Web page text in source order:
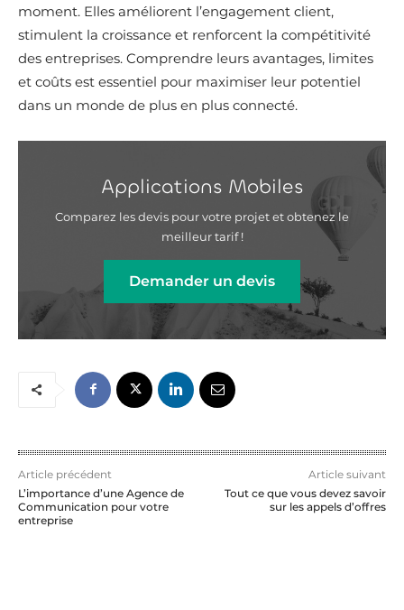
moment. Elles améliorent l’engagement client,
stimulent la croissance et renforcent la compétitivité
des entreprises. Comprendre leurs avantages, limites
et coûts est essentiel pour maximiser leur potentiel
dans un monde de plus en plus connecté.
Applications Mobiles
Comparez les devis pour votre projet et obtenez le
meilleur tarif !
Demander un devis
Article précédent
L’importance d’une Agence de
Communication pour votre
entreprise
Article suivant
Tout ce que vous devez savoir
sur les appels d’offres